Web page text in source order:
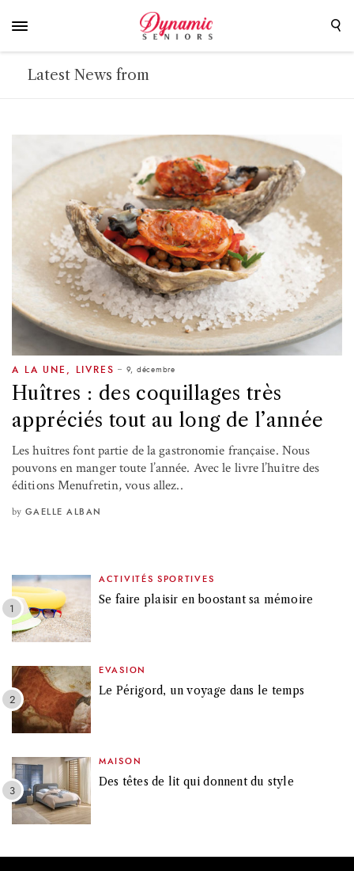
Latest News from
A LA UNE LIVRES 9, décembre
Huîtres : des coquillages très
appréciés tout au long de l’année
Les huîtres font partie de la gastronomie française. Nous
pouvons en manger toute l’année. Avec le livre l’huître des
éditions Menufretin, vous allez..
by GAELLE ALBAN
ACTIVITÉS SPORTIVES
Se faire plaisir en boostant sa mémoire
EVASION
Le Périgord, un voyage dans le temps
MAISON
Des têtes de lit qui donnent du style